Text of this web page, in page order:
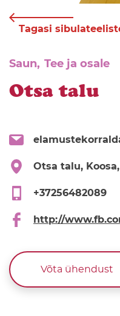
Tagasi
Saun, Tee ja osale
Otsa talu
Otsa talu,
+37256482089
http://
Võta ühendust